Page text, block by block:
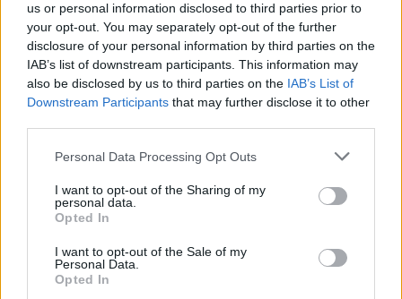
us or personal information disclosed to third parties prior to
your opt-out. You may separately opt-out of the further
disclosure of your personal information by third parties on the
IAB’s list of downstream participants. This information may
also be disclosed by us to third parties on the IAB’s List of
Downstream Participants that may further disclose it to other
Please note that this website/app uses one or more Google
not limited to your visit or usage behaviour. You may click to
grant or deny consent to Google and its third-party tags to
use your data for below specified purposes in below Google
consent section.
Personal Data Processing Opt Outs
I want to opt-out of the Sharing of my
personal data.
Opted In
I want to opt-out of the Sale of my
Personal Data.
Opted In
– Két tűz között